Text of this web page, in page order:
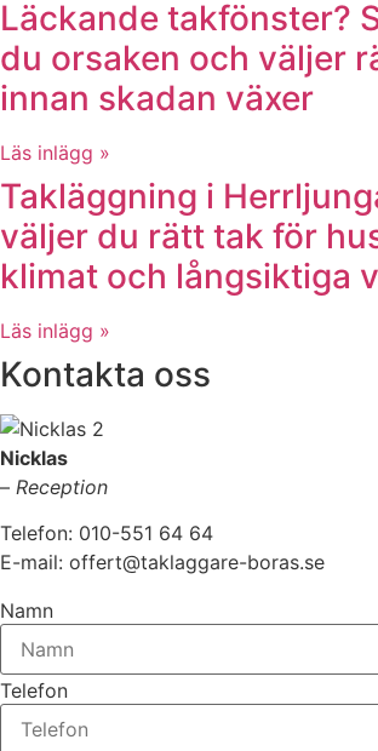
Läckande takfönster?
du orsaken och väljer
innan skadan växer
Läs inlägg »
Takläggning i
väljer du rätt tak för
klimat och långsiktiga
Läs inlägg »
Kontakta oss
Nicklas
– Reception
Telefon: 010-551 64 64
E-mail: offert@taklaggare-boras.se
Namn
Telefon